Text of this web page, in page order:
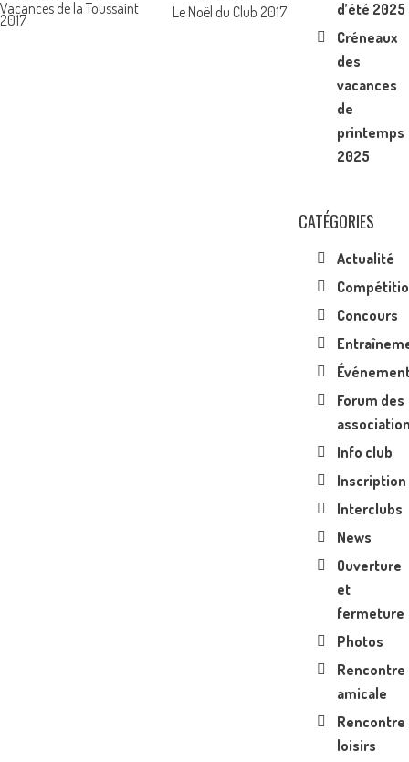
navigation
Vacances de la Toussaint
2017 Le Noël du Club 2017
d’été 2025
Créneaux
des
vacances
de
printemps
2025
CATÉGORIES
Actualité
Concours
Forum des
Info club
Inscription
Interclubs
News
Ouverture
et
fermeture
Photos
Rencontre
amicale
Rencontre
loisirs